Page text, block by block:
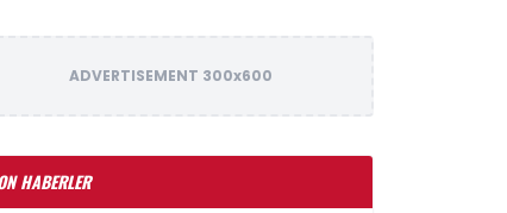
ADVERTISEMENT 300x600
HABERLER